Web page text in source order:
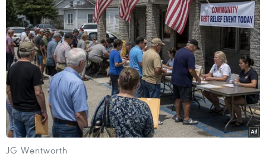
#Vụ án
#Phạm pháp #Pháp luật
#Pháp đình
#Xã hội
#An ninh xã hội #Chính trị
#VietnamPlus
#Vietnam
#Plus TP. Hà Nội Tp. Hồ Chí Minh
Theo dõi VietnamPlus
JG Wentworth